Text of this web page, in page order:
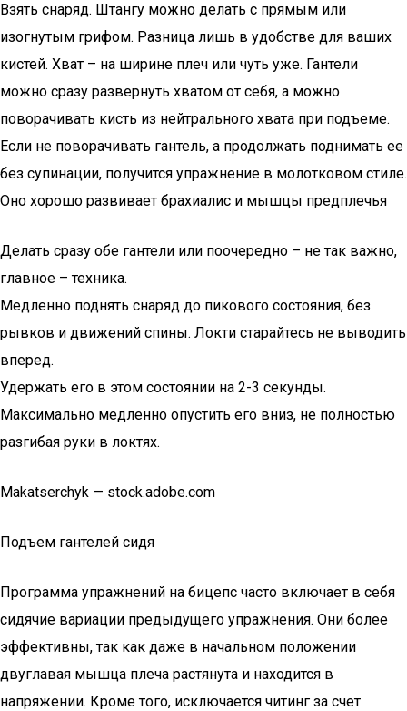
Взять снаряд. Штангу можно делать с прямым или
изогнутым грифом. Разница лишь в удобстве для ваших
кистей. Хват – на ширине плеч или чуть уже. Гантели
можно сразу развернуть хватом от себя, а можно
поворачивать кисть из нейтрального хвата при подъеме.
Если не поворачивать гантель, а продолжать поднимать ее
без супинации, получится упражнение в молотковом стиле.
Оно хорошо развивает брахиалис и мышцы предплечья
Делать сразу обе гантели или поочередно – не так важно,
главное – техника.
Медленно поднять снаряд до пикового состояния, без
рывков и движений спины. Локти старайтесь не выводить
вперед.
Удержать его в этом состоянии на 2-3 секунды.
Максимально медленно опустить его вниз, не полностью
разгибая руки в локтях.
Makatserchyk — stock.adobe.com
Подъем гантелей сидя
Программа упражнений на бицепс часто включает в себя
сидячие вариации предыдущего упражнения. Они более
эффективны, так как даже в начальном положении
двуглавая мышца плеча растянута и находится в
напряжении. Кроме того, исключается читинг за счет